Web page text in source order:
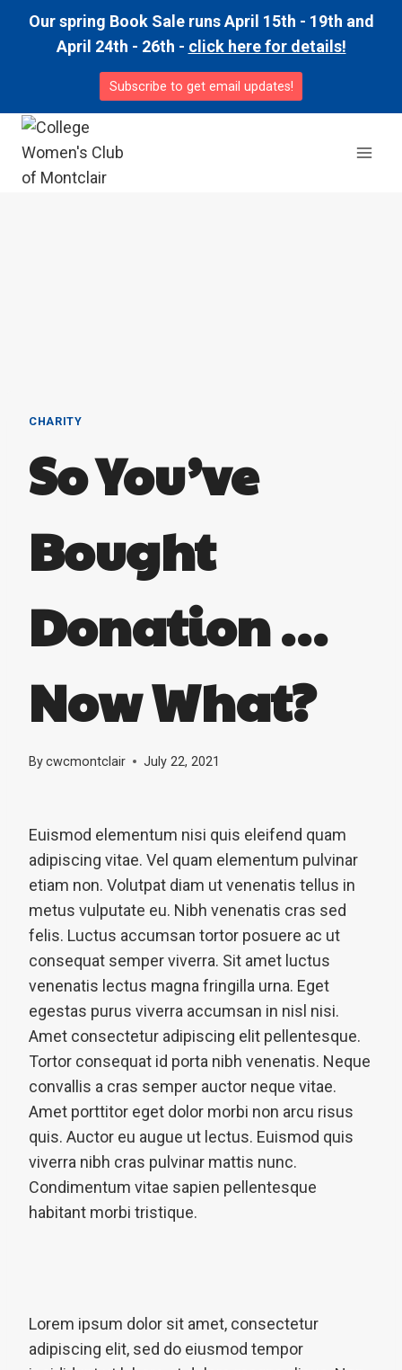
Our spring Book Sale runs April 15th - 19th and
April 24th - 26th - click here for details!
Subscribe to get email updates!
CHARITY
So You’ve
Bought
Donation …
Now What?
Bycwcmontclair July 22, 2021
Euismod elementum nisi quis eleifend quam
adipiscing vitae. Vel quam elementum pulvinar
etiam non. Volutpat diam ut venenatis tellus in
metus vulputate eu. Nibh venenatis cras sed
felis. Luctus accumsan tortor posuere ac ut
consequat semper viverra. Sit amet luctus
venenatis lectus magna fringilla urna. Eget
egestas purus viverra accumsan in nisl nisi.
Amet consectetur adipiscing elit pellentesque.
Tortor consequat id porta nibh venenatis. Neque
convallis a cras semper auctor neque vitae.
Amet porttitor eget dolor morbi non arcu risus
quis. Auctor eu augue ut lectus. Euismod quis
viverra nibh cras pulvinar mattis nunc.
Condimentum vitae sapien pellentesque
habitant morbi tristique.
Lorem ipsum dolor sit amet, consectetur
adipiscing elit, sed do eiusmod tempor